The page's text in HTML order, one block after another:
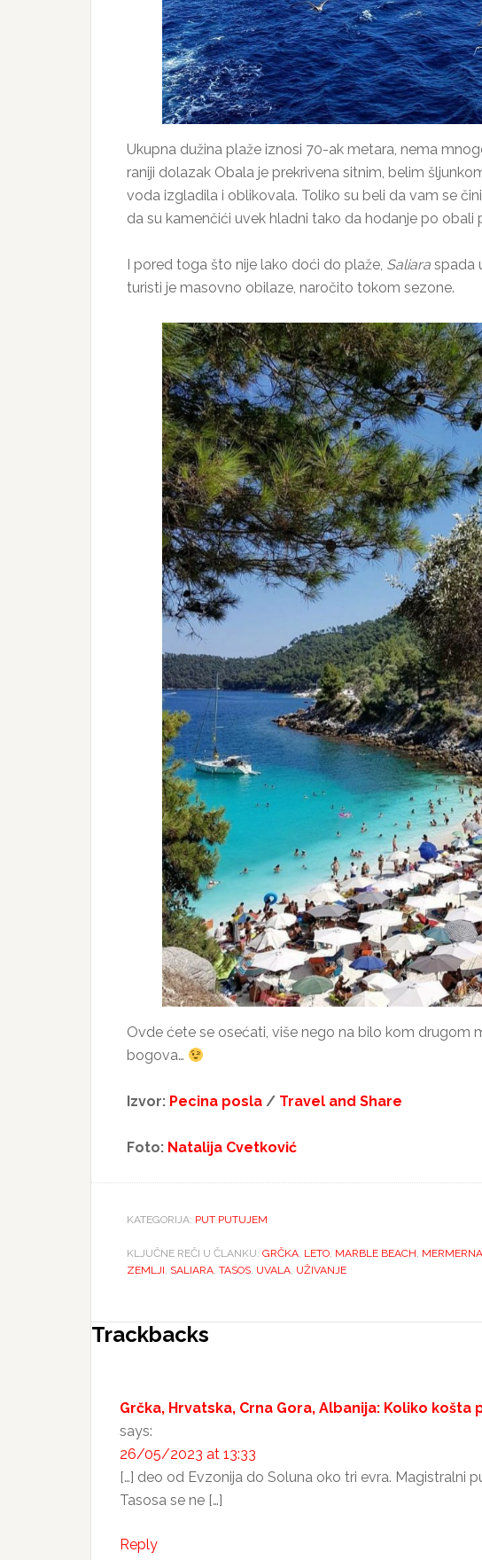
Ukupna dužina plaže iznosi 70-ak metara, nema
raniji dolazak Obala je prekrivena sitnim, belim
voda izgladila i oblikovala. Toliko su beli da vam se
da su kamenčići uvek hladni tako da hodanje po
I pored toga što nije lako doći do plaže, Saliara spada
turisti je masovno obilaze, naročito tokom sezone.
Ovde ćete se osećati, više nego na bilo kom drugom
bogova…
Izvor: Pecina posla / Travel and Share
Foto: Natalija Cvetković
KATEGORIJA: PUT PUTUJEM
KLJUČNE REČI U ČLANKU: GRČKA, LETO, MARBLE BEACH,
ZEMLJI, SALIARA, TASOS, UVALA, UŽIVANJE
Reader
Trackbacks
Grčka, Hrvatska, Crna Gora, Albanija: Koliko
says:
26/05/2023 at 13:33
[…] deo od Evzonija do Soluna oko tri evra. Magistralni
Tasosa se ne […]
Reply